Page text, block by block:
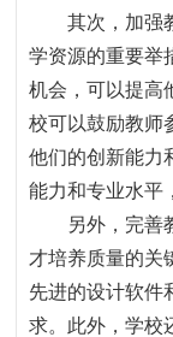
其次，加强
学资源的重要举
机会，可以提高
校可以鼓励教师
他们的创新能力
能力和专业水平
另外，完善
才培养质量的关
先进的设计软件
求。此外，学校